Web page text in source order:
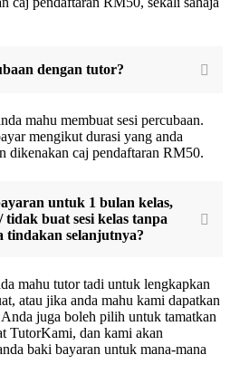
dengan tutor?
mahu membuat sesi percubaan.
mengikut durasi yang anda
dikenakan caj pendaftaran RM50.
untuk 1 bulan kelas,
buat sesi kelas tanpa
tindakan selanjutnya?
mahu tutor tadi untuk lengkapkan
atau jika anda mahu kami dapatkan
juga boleh pilih untuk tamatkan
TutorKami, dan kami akan
baki bayaran untuk mana-mana